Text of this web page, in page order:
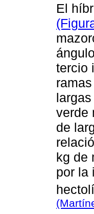
El
tercio
verde
de
kg de
por la